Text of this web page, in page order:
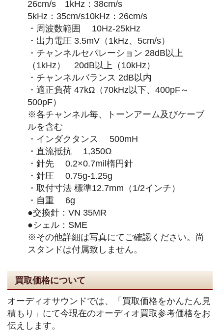
26cm/s 1kHz：38cm/s
5kHz：35cm/s10kHz：26cm/s
・周波数範囲 10Hz-25kHz
・出力電圧 3.5mV（1kHz、5cm/s）
・チャンネルセパレーション 28dB以上
（1kHz） 20dB以上（10kHz）
・チャンネルバランス 2dB以内
・適正負荷 47kΩ（70kHz以下、400pF～
500pF）
※各チャンネル毎、トーンアーム及びケーブ
ルを含む
・インダクタンス 500mH
・直流抵抗 1,350Ω
・針先 0.2×0.7mil楕円針
・針圧 0.75g-1.25g
・取付寸法 標準12.7mm（1/2インチ）
・自重 6g
●交換針：VN 35MR
●シェル：SME
※その他詳細は写真にてご確認ください。尚
スタンドは付属致しません。
買取価格について
オーディオサウンドでは、「買取価格をかんたん見
積もり」にて今現在のオーディオ買取参考価格をお
伝えします。